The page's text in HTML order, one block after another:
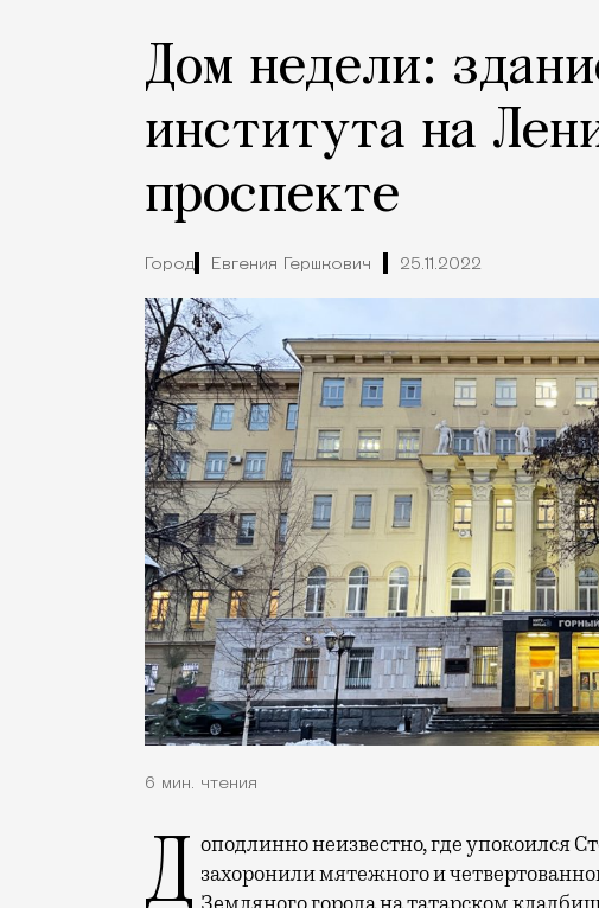
Дом недели:
института на
проспекте
Город Евгения Гершкович 25.11.2022
6 мин. чтения
Доподлинно неизвестно, где упокоился Степан Разин. Но есть, однако, версия, что захоронили мятежного и